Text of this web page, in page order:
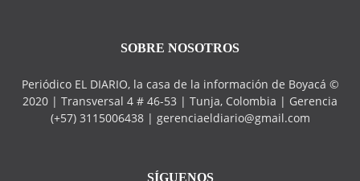
SOBRE NOSOTROS
Periódico EL DIARIO, la casa de la información de Boyacá ©
2020 | Transversal 4 # 46-53 | Tunja, Colombia | Gerencia
(+57) 3115006438 | gerenciaeldiario@gmail.com
SÍGUENOS